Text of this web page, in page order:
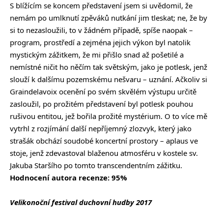
S blížícím se koncem představení jsem si uvědomil, že
nemám po umlknutí zpěváků nutkání jim tleskat; ne, že by
si to nezasloužili, to v žádném případě, spíše naopak –
program, prostředí a zejména jejich výkon byl natolik
mystickým zážitkem, že mi přišlo snad až pošetilé a
nemístné ničit ho něčím tak světským, jako je potlesk, jenž
slouží k dalšímu pozemskému nešvaru – uznání. Ačkoliv si
Graindelavoix ocenění po svém skvělém výstupu určitě
zasloužil, po prožitém představení byl potlesk pouhou
rušivou entitou, jež bořila prožité mystérium. O to více mě
vytrhl z rozjímání další nepříjemný zlozvyk, který jako
strašák obchází soudobé koncertní prostory – aplaus ve
stoje, jenž zdevastoval blaženou atmosféru v kostele sv.
Jakuba Staršího po tomto transcendentním zážitku.
Hodnocení autora recenze: 95%
Velikonoční festival duchovní hudby 2017